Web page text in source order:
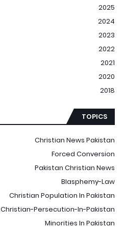
2025
2024
2023
2022
2021
2020
2018
TOPICS
Christian News Pakistan
Forced Conversion
Pakistan Christian News
Blasphemy-Law
Christian Population In Pakistan
Christian-Persecution-In-Pakistan
Minorities In Pakistan